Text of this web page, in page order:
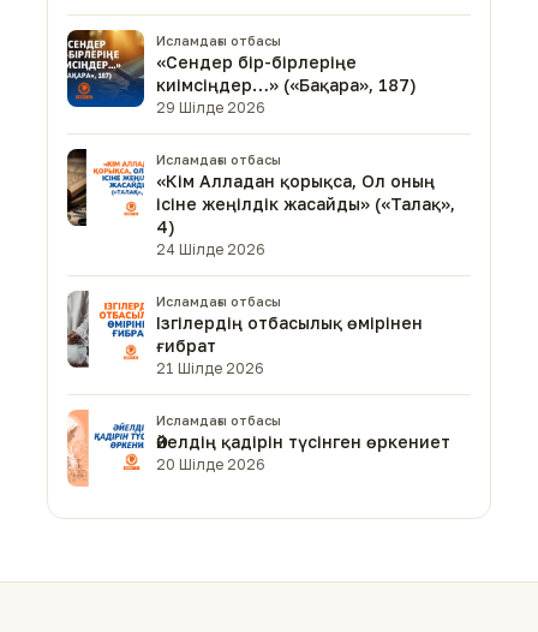
Исламдағы отбасы
«Сендер бір-бірлеріңе
киімсіңдер…» («Бақара», 187)
29 Шілде 2026
Исламдағы отбасы
«Кім Алладан қорықса, Ол оның
ісіне жеңілдік жасайды» («Талақ»,
4)
24 Шілде 2026
Исламдағы отбасы
Ізгілердің отбасылық өмірінен
ғибрат
21 Шілде 2026
Исламдағы отбасы
Әйелдің қадірін түсінген өркениет
20 Шілде 2026